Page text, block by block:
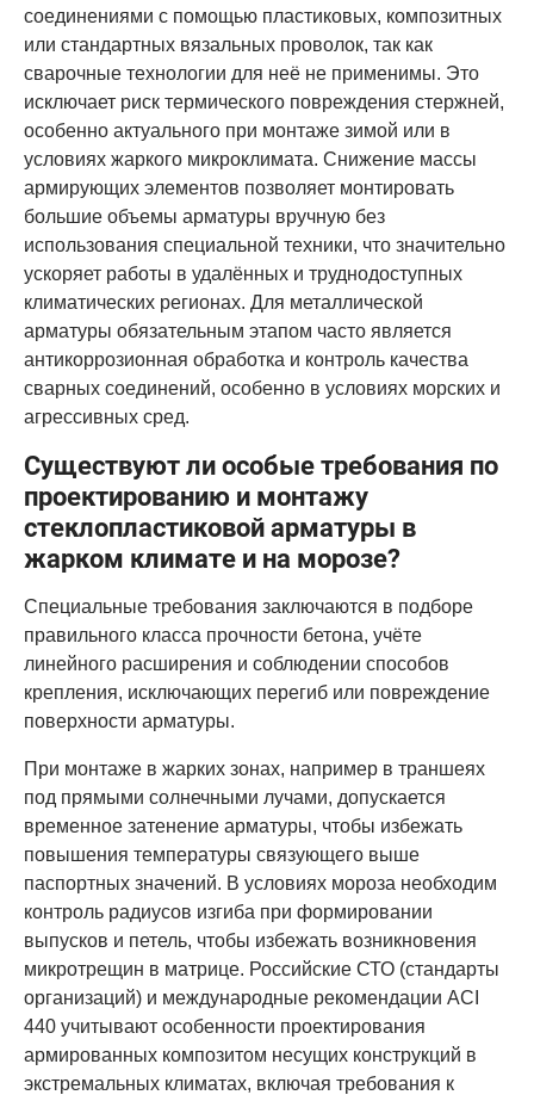
соединениями с помощью пластиковых, композитных
или стандартных вязальных проволок, так как
сварочные технологии для неё не применимы. Это
исключает риск термического повреждения стержней,
особенно актуального при монтаже зимой или в
условиях жаркого микроклимата. Снижение массы
армирующих элементов позволяет монтировать
большие объемы арматуры вручную без
использования специальной техники, что значительно
ускоряет работы в удалённых и труднодоступных
климатических регионах. Для металлической
арматуры обязательным этапом часто является
антикоррозионная обработка и контроль качества
сварных соединений, особенно в условиях морских и
агрессивных сред.
Существуют ли особые требования по
проектированию и монтажу
стеклопластиковой арматуры в
жарком климате и на морозе?
Специальные требования заключаются в подборе
правильного класса прочности бетона, учёте
линейного расширения и соблюдении способов
крепления, исключающих перегиб или повреждение
поверхности арматуры.
При монтаже в жарких зонах, например в траншеях
под прямыми солнечными лучами, допускается
временное затенение арматуры, чтобы избежать
повышения температуры связующего выше
паспортных значений. В условиях мороза необходим
контроль радиусов изгиба при формировании
выпусков и петель, чтобы избежать возникновения
микротрещин в матрице. Российские СТО (стандарты
организаций) и международные рекомендации ACI
440 учитывают особенности проектирования
армированных композитом несущих конструкций в
экстремальных климатах, включая требования к